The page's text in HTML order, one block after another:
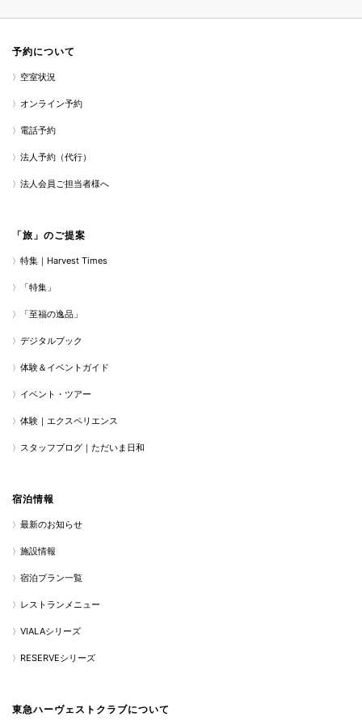
予約について
空室状況
オンライン予約
電話予約
法人予約（代行）
法人会員ご担当者様へ
「旅」のご提案
特集｜Harvest Times
「特集」
「至福の逸品」
デジタルブック
体験＆イベントガイド
イベント・ツアー
体験｜エクスペリエンス
スタッフブログ｜ただいま日和
宿泊情報
最新のお知らせ
施設情報
宿泊プラン一覧
レストランメニュー
VIALAシリーズ
RESERVEシリーズ
東急ハーヴェストクラブについて